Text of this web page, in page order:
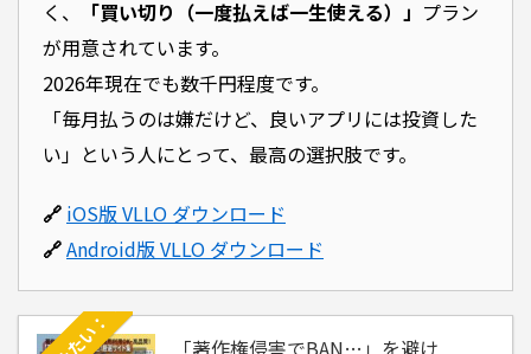
く、
「買い切り（一度払えば一生使える）」 プラン
が用意されています。
2026年現在でも数千円程度です。
「毎月払うのは嫌だけど、良いアプリには投資した
い」という人にとって、最高の選択肢です。
🔗 iOS版 VLLO ダウンロード
🔗Android版 VLLO ダウンロード